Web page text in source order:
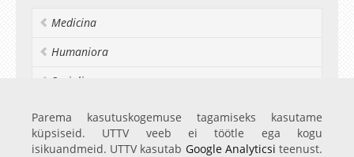
aastakirja Studia Vernacula uue numbri “Luubi
Udmurdi välitööde raamatu esitlused ning Anu
kirjanduse, kultuuripärandi loovrakenduste
magistrantide uurimisprojektide ja Rein Marani
fotonäitusega “Hõimude hällimail”.
Medicina
Humaniora
Socialia
Realia et naturalia
Ülikoolist veel
Parema kasutuskogemuse tagamiseks kasutame
küpsiseid. UTTV veeb ei töötle ega kogu
isikuandmeid. UTTV kasutab Google Analyticsi teenust.